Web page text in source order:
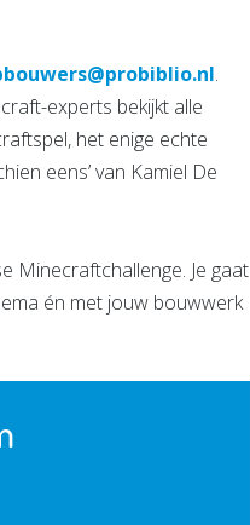
.
experts bekijkt alle
het enige echte
eens’ van Kamiel De
Minecraftchallenge. Je gaat
én met jouw bouwwerk